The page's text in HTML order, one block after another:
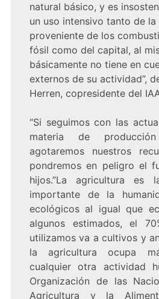
natural básico, y es
un uso intensivo tanto de la
proveniente de los
fósil como del capital, al
básicamente no tiene en
externos de su actividad”,
Herren, copresidente del
“Si seguimos con las
materia de
agotaremos nuestros
pondremos en peligro el
hijos.”La agricultura es
importante de la
ecológicos al igual que
algunos estimados, el
utilizamos va a cultivos y
la agricultura ocupa
cualquier otra actividad
Organización de las
Agricultura y la